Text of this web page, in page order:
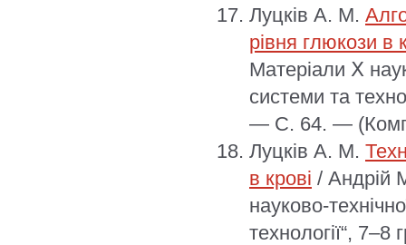
Луцків А. М.
рівня глюкози в
Матеріали Ⅹ
системи та
— С. 64. —
Луцків А. М.
в крові / Андрій
науково-
технології“,